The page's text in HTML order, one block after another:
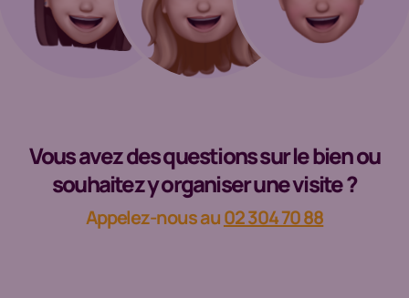
Vous avez des questions sur le bien ou
souhaitez y organiser une visite ?
Appelez-nous au02 304 70 88